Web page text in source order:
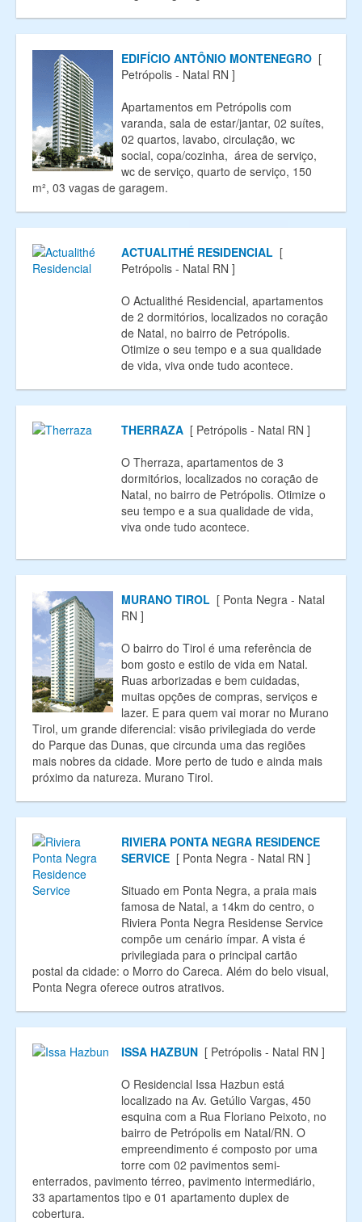
EDIFÍCIO ANTÔNIO MONTENEGRO [
Petrópolis - Natal RN ]
Apartamentos em Petrópolis com
varanda, sala de estar/jantar, 02 suítes,
02 quartos, lavabo, circulação, wc
social, copa/cozinha, área de serviço,
wc de serviço, quarto de serviço, 150
m², 03 vagas de garagem.
ACTUALITHÉ RESIDENCIAL [
Petrópolis - Natal RN ]
O Actualithé Residencial, apartamentos
de 2 dormitórios, localizados no coração
de Natal, no bairro de Petrópolis.
Otimize o seu tempo e a sua qualidade
de vida, viva onde tudo acontece.
THERRAZA [ Petrópolis - Natal RN ]
O Therraza, apartamentos de 3
dormitórios, localizados no coração de
Natal, no bairro de Petrópolis. Otimize o
seu tempo e a sua qualidade de vida,
viva onde tudo acontece.
MURANO TIROL [ Ponta Negra - Natal
RN ]
O bairro do Tirol é uma referência de
bom gosto e estilo de vida em Natal.
Ruas arborizadas e bem cuidadas,
muitas opções de compras, serviços e
lazer. E para quem vai morar no Murano
Tirol, um grande diferencial: visão privilegiada do verde
do Parque das Dunas, que circunda uma das regiões
mais nobres da cidade. More perto de tudo e ainda mais
próximo da natureza. Murano Tirol.
RIVIERA PONTA NEGRA RESIDENCE
SERVICE [ Ponta Negra - Natal RN ]
Situado em Ponta Negra, a praia mais
famosa de Natal, a 14km do centro, o
Riviera Ponta Negra Residense Service
compõe um cenário ímpar. A vista é
privilegiada para o principal cartão
postal da cidade: o Morro do Careca. Além do belo visual,
Ponta Negra oferece outros atrativos.
ISSA HAZBUN [ Petrópolis - Natal RN ]
O Residencial Issa Hazbun está
localizado na Av. Getúlio Vargas, 450
esquina com a Rua Floriano Peixoto, no
bairro de Petrópolis em Natal/RN. O
empreendimento é composto por uma
torre com 02 pavimentos semi-
enterrados, pavimento térreo, pavimento intermediário,
33 apartamentos tipo e 01 apartamento duplex de
cobertura.